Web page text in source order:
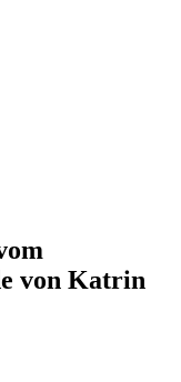
von Katrin